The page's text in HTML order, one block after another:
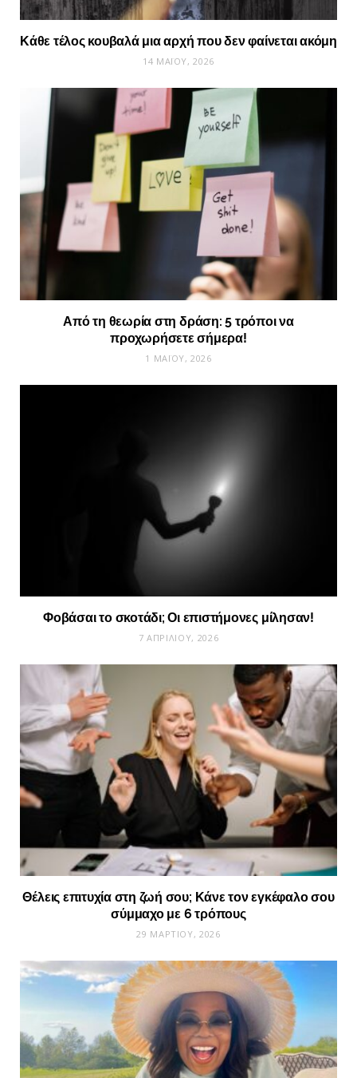
Κάθε τέλος κουβαλά μια αρχή που δεν φαίνεται ακόμη
14 ΜΑΪ́ΟΥ, 2026
Από τη θεωρία στη δράση: 5 τρόποι να
προχωρήσετε σήμερα!
1 ΜΑΪ́ΟΥ, 2026
Φοβάσαι το σκοτάδι; Οι επιστήμονες μίλησαν!
7 ΑΠΡΙΛΊΟΥ, 2026
Θέλεις επιτυχία στη ζωή σου; Κάνε τον εγκέφαλο σου
σύμμαχο με 6 τρόπους
29 ΜΑΡΤΊΟΥ, 2026